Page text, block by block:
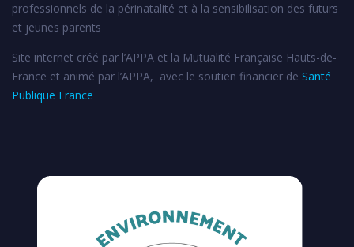
professionnels de la périnatalité et à la sensibilisation des futurs
et jeunes parents
Site internet créé par l’APPA et la Mutualité Française Hauts-de-
France et animé par l’APPA, avec le soutien financier de Santé
Publique France